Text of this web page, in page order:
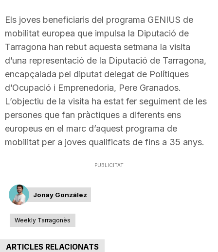
Els joves beneficiaris del programa GENIUS de
mobilitat europea que impulsa la Diputació de
Tarragona han rebut aquesta setmana la visita
d’una representació de la Diputació de Tarragona,
encapçalada pel diputat delegat de Polítiques
d’Ocupació i Emprenedoria, Pere Granados.
L’objectiu de la visita ha estat fer seguiment de les
persones que fan pràctiques a diferents ens
europeus en el marc d’aquest programa de
mobilitat per a joves qualificats de fins a 35 anys.
PUBLICITAT
Jonay González
Weekly Tarragonès
ARTICLES RELACIONATS